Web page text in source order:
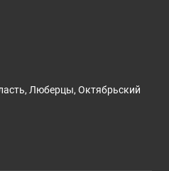
Люберцы, Октябрьский